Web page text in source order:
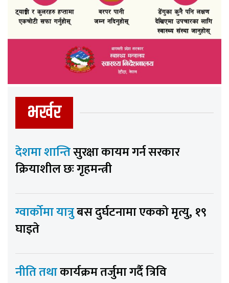
भर्खर
देशमा शान्तिसुरक्षा कायम गर्न सरकार
क्रियाशील छः गृहमन्त्री
ग्वार्कोमा यात्रुबस दुर्घटनामा एकको मृत्यु, १९
घाइते
नीति तथाकार्यक्रम तर्जुमा गर्दै त्रिवि